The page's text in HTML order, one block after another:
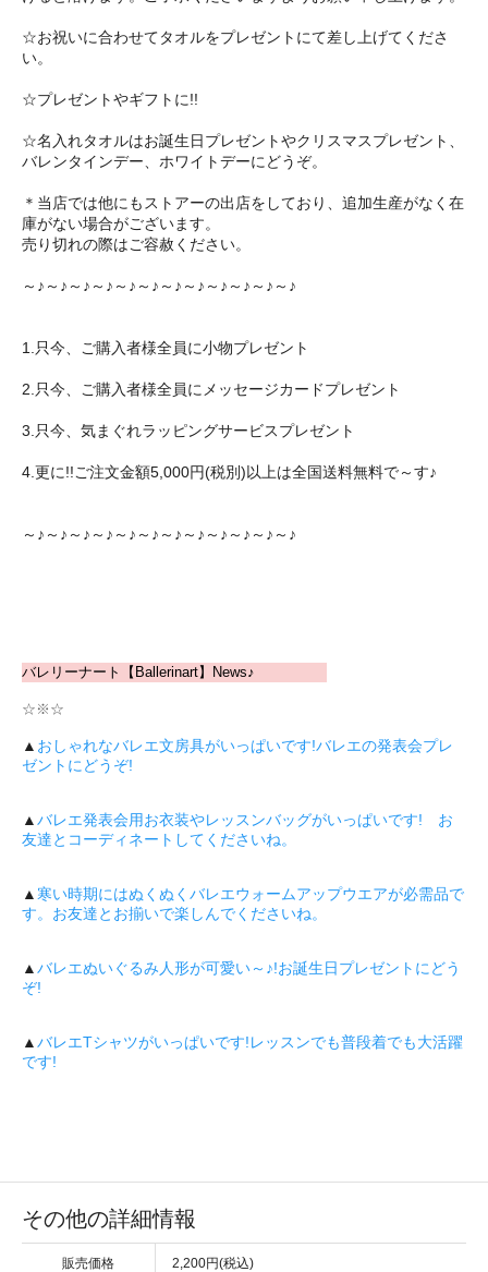
☆お祝いに合わせてタオルをプレゼントにて差し上げてくださ
い。
☆プレゼントやギフトに!!
☆名入れタオルはお誕生日プレゼントやクリスマスプレゼント、
バレンタインデー、ホワイトデーにどうぞ。
＊当店では他にもストアーの出店をしており、追加生産がなく在
庫がない場合がございます。
売り切れの際はご容赦ください。
～♪～♪～♪～♪～♪～♪～♪～♪～♪～♪～♪～♪
1.只今、ご購入者様全員に小物プレゼント
2.只今、ご購入者様全員にメッセージカードプレゼント
3.只今、気まぐれラッピングサービスプレゼント
4.更に!!ご注文金額5,000円(税別)以上は全国送料無料で～す♪
～♪～♪～♪～♪～♪～♪～♪～♪～♪～♪～♪～♪
バレリーナート【Ballerinart】News♪
☆※☆
▲ おしゃれなバレエ文房具がいっぱいです!バレエの発表会プレ
ゼントにどうぞ!
▲バレエ発表会用お衣装やレッスンバッグがいっぱいです! お
友達とコーディネートしてくださいね。
▲ 寒い時期にはぬくぬくバレエウォームアップウエアが必需品で
す。お友達とお揃いで楽しんでくださいね。
▲バレエぬいぐるみ人形が可愛い～♪!お誕生日プレゼントにどう
ぞ!
▲バレエTシャツがいっぱいです!レッスンでも普段着でも大活躍
です!
その他の詳細情報
販売価格 2,200円(税込)